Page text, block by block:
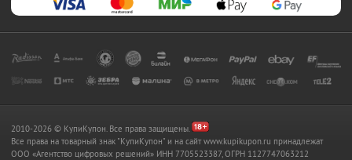
2010-2026 © КупиКупон. Все права защищены.
Все права на товарный знак "КупиКупон" и на сайт www.kupikupon.ru принадлежат
OOO «Агентство цифровых решений» ИНН 7705523387, ОГРН 1127747063212